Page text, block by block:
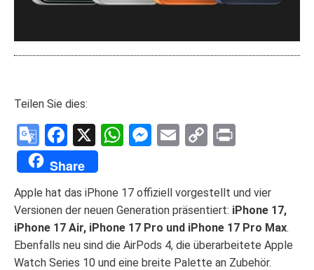
Teilen Sie dies:
Google
Translate
Facebook
X WhatsApp
Messenger
Email
Copy
Share
Apple hat das iPhone 17 offiziell vorgestellt und vier
Versionen der neuen Generation präsentiert: iPhone 17,
iPhone 17 Air, iPhone 17 Pro und iPhone 17 Pro Max.
Ebenfalls neu sind die AirPods 4, die überarbeitete Apple
Watch Series 10 und eine breite Palette an Zubehör.